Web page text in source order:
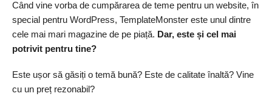
Când vine vorba de cumpărarea de teme pentru un website, în
special pentru WordPress, TemplateMonster este unul dintre
cele mai mari magazine de pe piață. Dar, este și cel mai
potrivit pentru tine?
Este ușor să găsiți o temă bună? Este de calitate înaltă? Vine
cu un preț rezonabil?